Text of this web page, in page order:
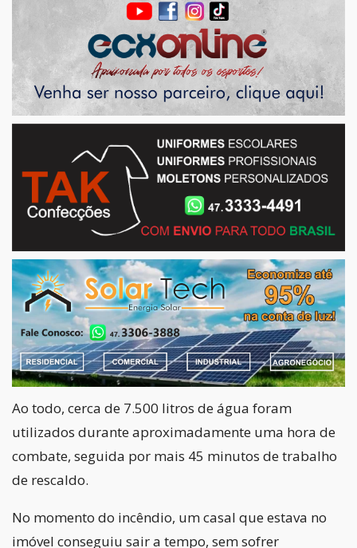
Ao todo, cerca de 7.500 litros de água foram
utilizados durante aproximadamente uma hora de
combate, seguida por mais 45 minutos de trabalho
de rescaldo.
No momento do incêndio, um casal que estava no
imóvel conseguiu sair a tempo, sem sofrer